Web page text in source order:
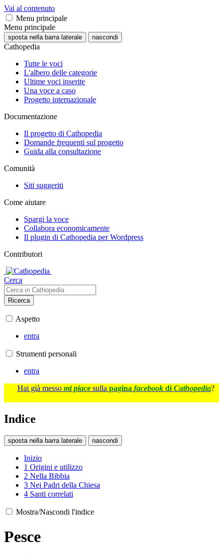
Vai al contenuto
Menu principale
Menu principale
sposta nella barra laterale nascondi
Cathopedia
Tutte le voci
L'albero delle categorie
Ultime voci inserite
Una voce a caso
Progetto internazionale
Documentazione
Il progetto di Cathopedia
Domande frequenti sul progetto
Guida alla consultazione
Comunità
Siti suggeriti
Come aiutare
Spargi la voce
Collabora economicamente
Il plugin di Cathopedia per Wordpress
Contributori
Cerca
Ricerca
Aspetto
entra
Strumenti personali
entra
Hai già messo mi piace sulla pagina facebook di Cathopedia?
Indice
sposta nella barra laterale nascondi
Inizio
1 Origini e utilizzo
2 Nella Bibbia
3 Nei Padri della Chiesa
4 Santi correlati
Mostra/Nascondi l'indice
Pesce